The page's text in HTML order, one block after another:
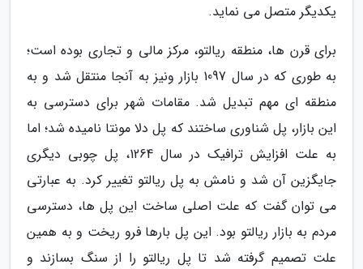
یکدیگر متصل می نماید.
برای قرن ها، منطقه ریالتو، مرکز مالی و تجاری بوده است؛
به طوری که در سال 1097 بازار ونیز به آنجا منتقل شد و به
منطقه ای مهم تبدیل شد. مقامات شهر برای دسترسی به
این بازار، پل شناوری ساختند که پل دلا مونتا نامیده شد؛ اما
به علت افزایش ترافیک در سال 1264، پل چوبی دیگری
جایگزین آن شد و نامش به پل ریالتو تغییر کرد. به عبارتی
می توان گفت که علت اصلی ساخت این پل ها، دسترسی
مردم به بازار ریالتو بود. این پل بارها فرو ریخت و به همین
علت تصمیم گرفته شد تا پل ریالتو را از سنگ بسازند و